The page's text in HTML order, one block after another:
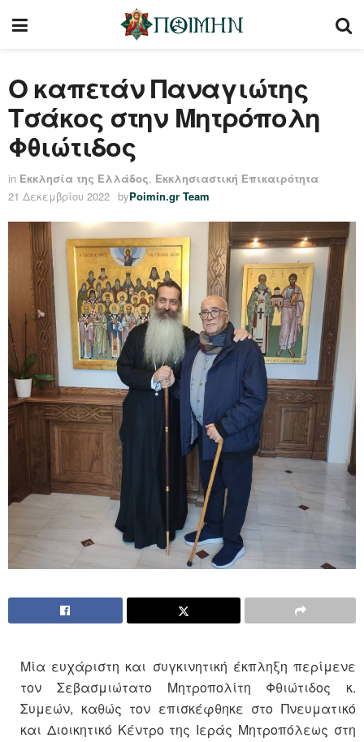
Ο καπετάν Παναγιώτης
Τσάκος στην Μητρόπολη
Φθιώτιδος
in Εκκλησία της Ελλάδος, Εκκλησιαστική Επικαιρότητα
21 Δεκεμβρίου 2022 byPoimin.gr Team
Μία ευχάριστη και συγκινητική έκπληξη περίμενε
τον Σεβασμιώτατο Μητροπολίτη Φθιώτιδος κ.
Συμεών, καθώς τον επισκέφθηκε στο Πνευματικό
και Διοικητικό Κέντρο της Ιεράς Μητροπόλεως στη